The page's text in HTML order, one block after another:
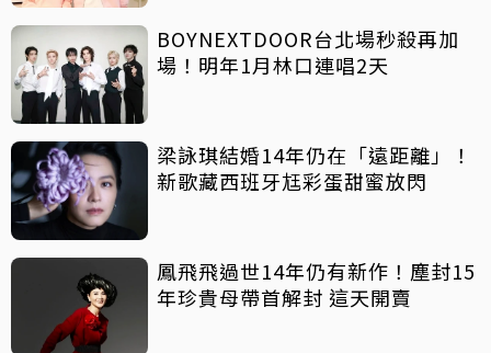
BOYNEXTDOOR台北場秒殺再加
場！明年1月林口連唱2天
梁詠琪結婚14年仍在「遠距離」！
新歌藏西班牙尪彩蛋甜蜜放閃
鳳飛飛過世14年仍有新作！塵封15
年珍貴母帶首解封 這天開賣